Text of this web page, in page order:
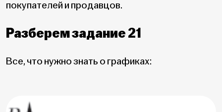
покупателей и продавцов.
Разберем задание 21
Все, что нужно знать о графиках: